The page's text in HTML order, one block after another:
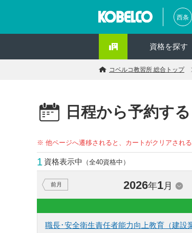
西条
資格を探す
コベルコ教習所 総合トップ
日程から予約する
※ 他ページへ遷移されると、カートがクリアされる
1 資格表示中 （全40資格中）
前月 2026年1月
職長･安全衛生責任者能力向上教育（建設